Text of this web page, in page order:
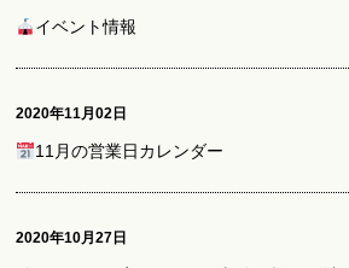
イベント情報
2020年11月02日
11月の営業日カレンダー
2020年10月27日